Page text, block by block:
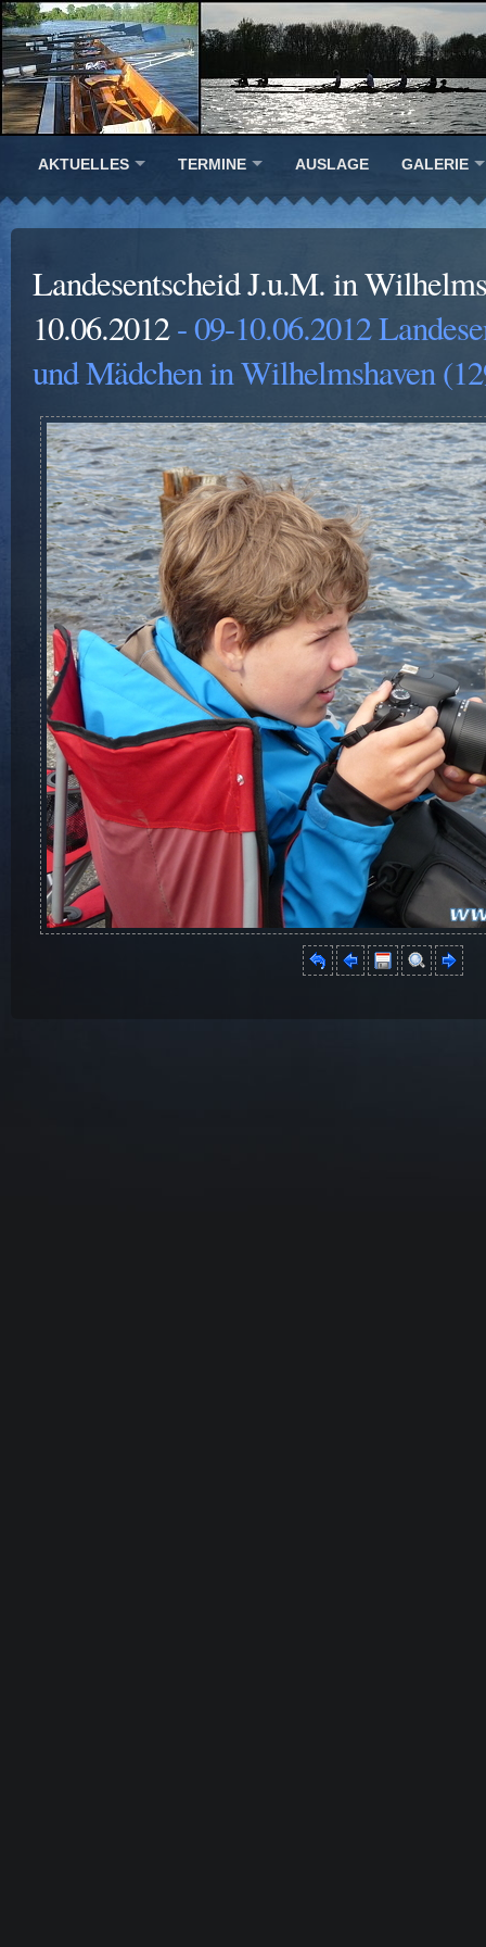
AKTUELLES TERMINE AUSLAGE GALERIE
Landesentscheid J.u.M. in
10.06.2012- 09-10.06.2012
und Mädchen in Wilhelmshaven